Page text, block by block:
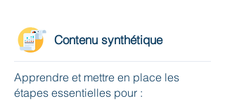
Contenu synthétique
Apprendre et mettre en place les
étapes essentielles pour :